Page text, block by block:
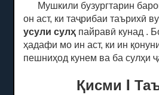
Мушкили бузургтарин
он аст, ки таҷрибаи таърихӣ
усули сулҳ пайравӣ кунад .
ҳадафи мо ин аст, ки ин
пешниҳод кунем ва ба сулҳи
Қисми I